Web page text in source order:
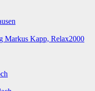
Markus Kapp, Relax2000